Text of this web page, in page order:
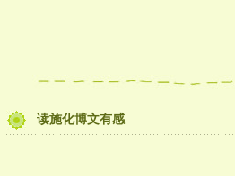
读施化博文有感